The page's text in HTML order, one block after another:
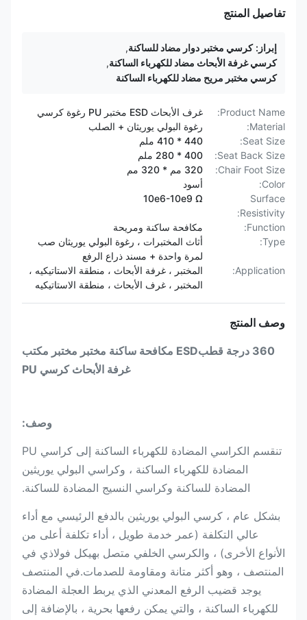
تفاصيل المنتج
إبراز: كرسي مختبر دوار مضاد للساكنة,
كرسي غرفة الأبحاث مضاد للكهرباء الساكنة,
كرسي مختبر مريح مضاد للكهرباء الساكنة
Product Name:
غرف الأبحاث ESD مختبر PU رغوة كرسي
Material:
رغوة البولي يوريثان + الصلب
Seat Size:
440 * 410 ملم
Seat Back Size:
400 * 280 ملم
Chair Foot Size:
320 مم * 320 مم
Color:
أسود
Surface
Resistivity:
10e6-10e9 Ω
Function:
مكافحة ساكنة ومريحة
Type:
أثاث المختبرات ، رغوة البولي يوريثان صب
لمرة واحدة + مسند ذراع الرفع
Application:
المختبر ، غرفة الأبحاث ، منطقة الاستاتيكيه ،
المختبر ، غرف الأبحاث ، منطقة الاستاتيكيه
وصف المنتج
360 درجة قطب
ESD مكافحة ساكنة مختبر مختبر مكتب
غرفة الأبحاث كرسي PU
وصف:
تنقسم الكراسي المضادة للكهرباء الساكنة إلى كراسي PU
المضادة للكهرباء الساكنة ، وكراسي البولي يوريثين
المضادة للساكنة وكراسي النسيج المضادة للساكنة.
بشكل عام ، كرسي البولي يوريثين بالدفع الرئيسي مع أداء
عالي التكلفة (عمر خدمة طويل ، أداء تكلفة أعلى من
الأنواع الأخرى) ، والكرسي الخلفي متصل بهيكل فولاذي في
المنتصف ، وهو أكثر متانة ومقاومة للصدمات.في المنتصف
يوجد قضيب الرفع المعدني الذي يربط العجلة المضادة
للكهرباء الساكنة ، والتي يمكن رفعها بحرية ، بالإضافة إلى